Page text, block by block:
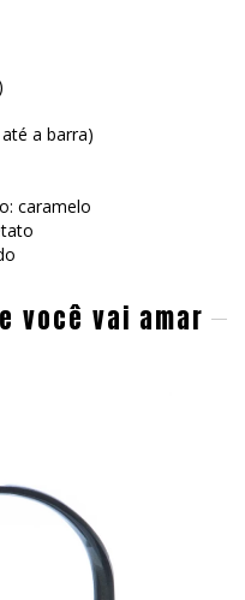
a barra)
caramelo
você vai amar